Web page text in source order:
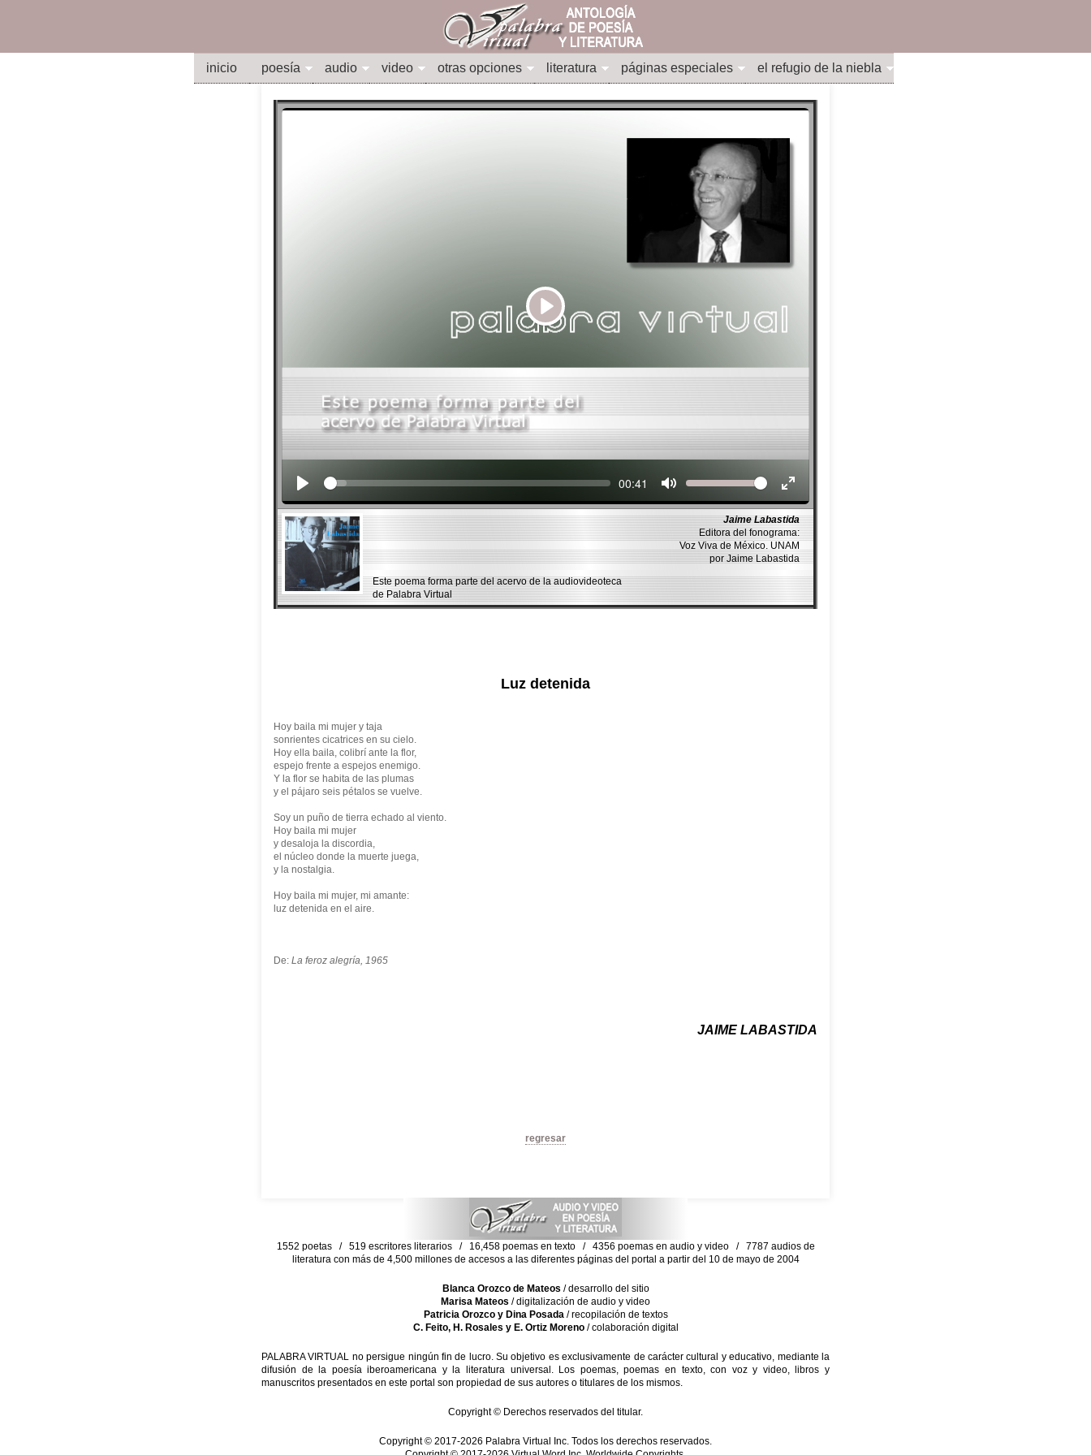
inicio poesía audio video otras opciones literatura páginas especiales el refugio de la niebla
Play
Seek Current
00:41 Volume
Jaime Labastida
Editora del fonograma:
Voz Viva de México. UNAM
por Jaime Labastida
Este poema forma parte del acervo de la audiovideoteca
de Palabra Virtual
Luz detenida
Hoy baila mi mujer y taja
sonrientes cicatrices en su cielo.
Hoy ella baila, colibrí ante la flor,
espejo frente a espejos enemigo.
Y la flor se habita de las plumas
y el pájaro seis pétalos se vuelve.
Soy un puño de tierra echado al viento.
Hoy baila mi mujer
y desaloja la discordia,
el núcleo donde la muerte juega,
y la nostalgia.
Hoy baila mi mujer, mi amante:
luz detenida en el aire.
De: La feroz alegría, 1965
JAIME LABASTIDA
regresar
1552 poetas / 519 escritores literarios / 16,458 poemas en texto / 4356 poemas en audio y video / 7787 audios de
literatura con más de 4,500 millones de accesos a las diferentes páginas del portal a partir del 10 de mayo de 2004
Blanca Orozco de Mateos / desarrollo del sitio
Marisa Mateos / digitalización de audio y video
Patricia Orozco y Dina Posada/ recopilación de textos
C. Feito, H. Rosales y E. Ortiz Moreno/ colaboración digital
PALABRA VIRTUAL no persigue ningún fin de lucro. Su objetivo es exclusivamente de carácter cultural y educativo, mediante la
difusión de la poesía iberoamericana y la literatura universal. Los poemas, poemas en texto, con voz y video, libros y
manuscritos presentados en este portal son propiedad de sus autores o titulares de los mismos.
Copyright © Derechos reservados del titular.
Copyright © 2017-2026 Palabra Virtual Inc. Todos los derechos reservados.